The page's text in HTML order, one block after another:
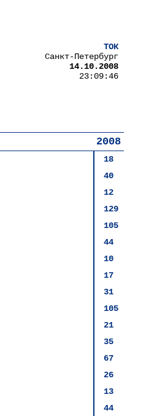
ТОК
Санкт-Петербург
14.10.2008
23:09:46
2008
18
40
12
129
105
44
10
17
31
105
21
35
67
26
13
44